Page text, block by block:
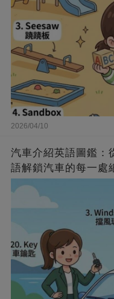
2026/04/10
汽車介紹英語圖鑑：
語解鎖汽車的每一處